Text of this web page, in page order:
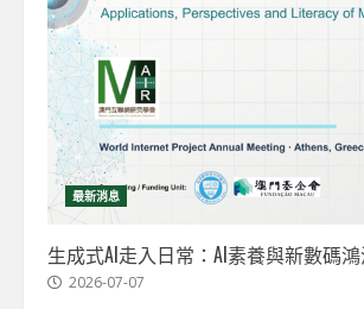
最新消息
生成式AI走入日常：AI素養與新數碼
2026-07-07